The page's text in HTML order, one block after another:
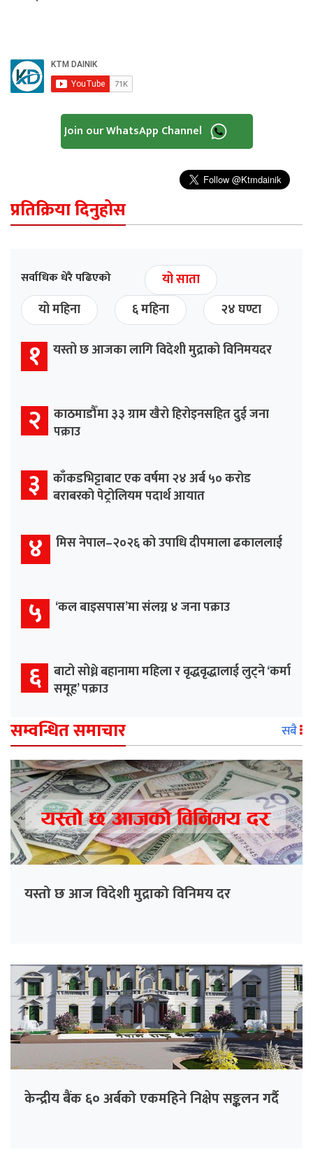
Join our WhatsApp Channel
प्रतिक्रिया दिनुहोस
सर्वाधिक धेरै पढिएको
यो साता
यो महिना
६ महिना २४ घण्टा
१ यस्तो छ आजका लागि विदेशी मुद्राको विनिमयदर
२
काठमाडौँमा ३३ ग्राम खैरो हिरोइनसहित दुई जना
पक्राउ
३
काँकडभिट्टाबाट एक वर्षमा २४ अर्ब ५० करोड
बराबरको पेट्रोलियम पदार्थ आयात
४ मिस नेपाल–२०२६ को उपाधि दीपमाला ढकाललाई
५ ‘कल बाइसपास’मा संलग्न ४ जना पक्राउ
६ बाटो सोध्ने बहानामा महिला र वृद्धवृद्धालाई लुट्ने ‘कर्मा
समूह’ पक्राउ
सम्वन्धित समाचार सबै
यस्तो छ आज विदेशी मुद्राको विनिमय दर
केन्द्रीय बैंक ६० अर्बको एकमहिने निक्षेप सङ्कलन गर्दै